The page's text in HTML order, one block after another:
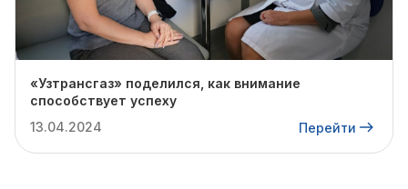
«Узтрансгаз» поделился, как внимание
способствует успеху
13.04.2024
Перейти